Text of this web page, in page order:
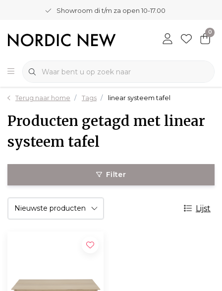
Showroom di t/m za open 10-17.00
0
Terug naar home Tags linear systeem tafel
Producten getagd met linear
systeem tafel
Filter
Lijst